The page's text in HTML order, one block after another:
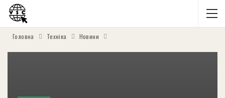
Головна Техніка Новини